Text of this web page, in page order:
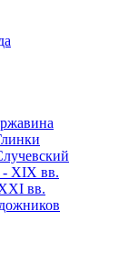
XIX вв.
вв.